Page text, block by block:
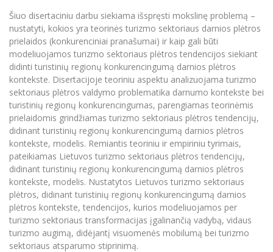
Vilniaus Karaliaus Sedžiongo institutas
Frankofoniškų šalių studijų centras
Frankofoniškų šalių studijų centras
Civilinė sauga
Korupcijos prevencija
Darbuotojų elektroninis paštas
Daugiafaktorinė autentifikacija universiteto
darbuotojams (MFA)
Mokslininkų profiliai "CRIS"
Bendruomenės gerovė
Darbuotojų kvalifikacijos kėlimas
MRU norminių teisės aktų duomenų bazė
Intranetas
eDVS
Microsoft Office 365
MRU mobilios programėlės
Pagalbos sistema
Profesinė sąjunga
Kontaktų paieška
Šiuo disertaciniu darbu siekiama išspręsti mokslinę problemą –
nustatyti, kokios yra teorinės turizmo sektoriaus darnios plėtros
prielaidos (konkurenciniai pranašumai) ir kaip gali būti
modeliuojamos turizmo sektoriaus plėtros tendencijos siekiant
didinti turistinių regionų konkurencingumą darnios plėtros
kontekste. Disertacijoje teoriniu aspektu analizuojama turizmo
sektoriaus plėtros valdymo problematika darnumo kontekste bei
turistinių regionų konkurencingumas, parengiamas teorinėmis
prielaidomis grindžiamas turizmo sektoriaus plėtros tendencijų,
didinant turistinių regionų konkurencingumą darnios plėtros
kontekste, modelis. Remiantis teoriniu ir empiriniu tyrimais,
pateikiamas Lietuvos turizmo sektoriaus plėtros tendencijų,
didinant turistinių regionų konkurencingumą darnios plėtros
kontekste, modelis. Nustatytos Lietuvos turizmo sektoriaus
plėtros, didinant turistinių regionų konkurencingumą darnios
plėtros kontekste, tendencijos, kurios modeliuojamos per
turizmo sektoriaus transformacijas įgalinančią vadybą, vidaus
turizmo augimą, didėjantį visuomenės mobilumą bei turizmo
sektoriaus atsparumo stiprinimą.